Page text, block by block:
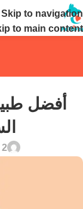
Skip to navigation
to main content
أفضل